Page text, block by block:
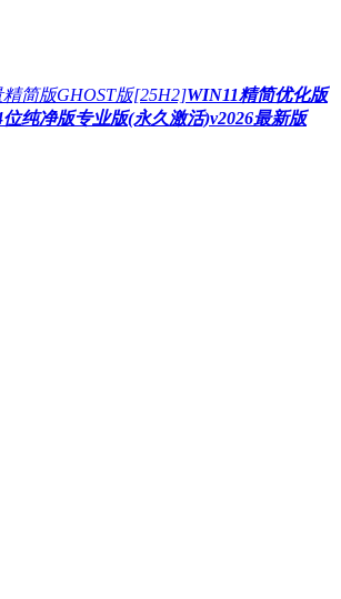
WIN11精简优化版
纯净版专业版(永久激活)v2026最新版